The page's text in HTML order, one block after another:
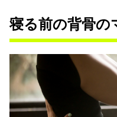
寝る前の背骨の